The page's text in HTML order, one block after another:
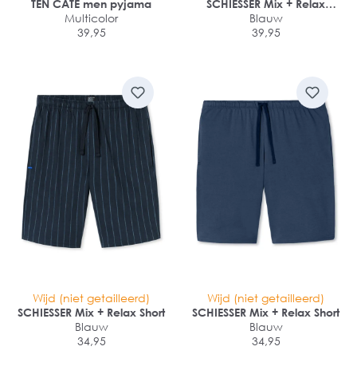
TEN CATE men pyjama
Multicolor
39,95
SCHIESSER Mix + Relax
Pantalon
Blauw
39,95
Wijd (niet getailleerd)
SCHIESSER Mix + Relax Short
Blauw
34,95
Wijd (niet getailleerd)
SCHIESSER Mix + Relax Short
Blauw
34,95